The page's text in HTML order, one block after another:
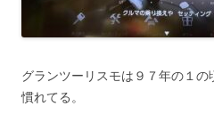
グランツーリスモは９７年の１の
慣れてる。